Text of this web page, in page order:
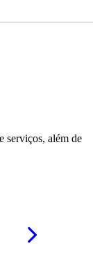
serviços, além de